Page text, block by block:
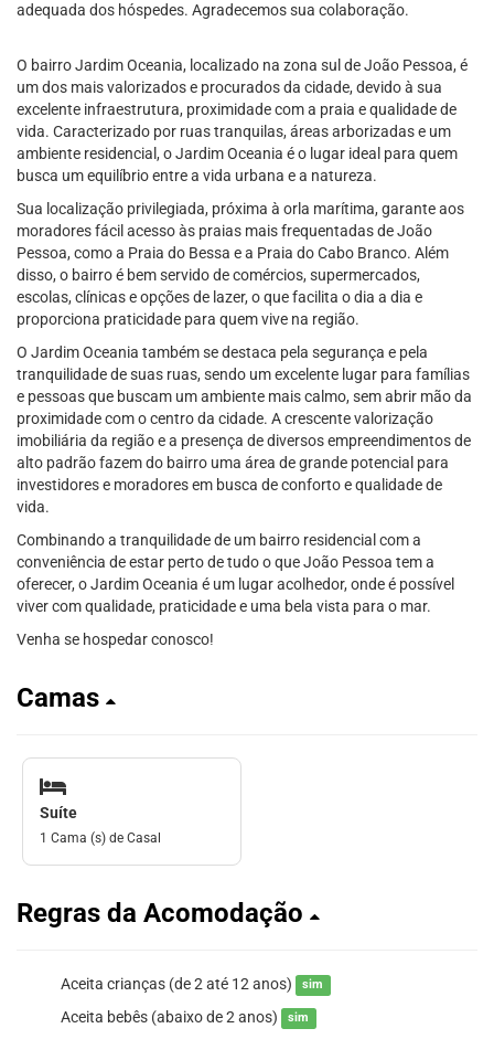
adequada dos hóspedes. Agradecemos sua colaboração.
O bairro Jardim Oceania, localizado na zona sul de João Pessoa, é
um dos mais valorizados e procurados da cidade, devido à sua
excelente infraestrutura, proximidade com a praia e qualidade de
vida. Caracterizado por ruas tranquilas, áreas arborizadas e um
ambiente residencial, o Jardim Oceania é o lugar ideal para quem
busca um equilíbrio entre a vida urbana e a natureza.
Sua localização privilegiada, próxima à orla marítima, garante aos
moradores fácil acesso às praias mais frequentadas de João
Pessoa, como a Praia do Bessa e a Praia do Cabo Branco. Além
disso, o bairro é bem servido de comércios, supermercados,
escolas, clínicas e opções de lazer, o que facilita o dia a dia e
proporciona praticidade para quem vive na região.
O Jardim Oceania também se destaca pela segurança e pela
tranquilidade de suas ruas, sendo um excelente lugar para famílias
e pessoas que buscam um ambiente mais calmo, sem abrir mão da
proximidade com o centro da cidade. A crescente valorização
imobiliária da região e a presença de diversos empreendimentos de
alto padrão fazem do bairro uma área de grande potencial para
investidores e moradores em busca de conforto e qualidade de
vida.
Combinando a tranquilidade de um bairro residencial com a
conveniência de estar perto de tudo o que João Pessoa tem a
oferecer, o Jardim Oceania é um lugar acolhedor, onde é possível
viver com qualidade, praticidade e uma bela vista para o mar.
Venha se hospedar conosco!
Camas
Suíte
1 Cama (s) de Casal
Regras da Acomodação
Aceita crianças (de 2 até 12 anos) sim
Aceita bebês (abaixo de 2 anos) sim